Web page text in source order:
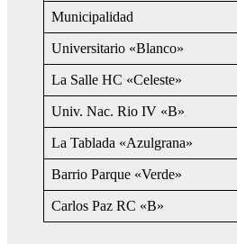
Municipalidad
Universitario «Blanco»
La Salle HC «Celeste»
Univ. Nac. Rio IV «B»
La Tablada «Azulgrana»
Barrio Parque «Verde»
Carlos Paz RC «B»